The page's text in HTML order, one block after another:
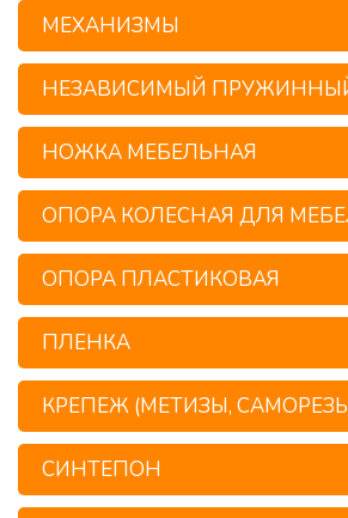
МЕХАНИЗМЫ
НЕЗАВИСИМЫЙ
НОЖКА МЕБЕЛЬНАЯ
ОПОРА КОЛЕСНАЯ ДЛЯ
ОПОРА ПЛАСТИКОВАЯ
ПЛЕНКА
КРЕПЕЖ (МЕТИЗЫ,
СИНТЕПОН